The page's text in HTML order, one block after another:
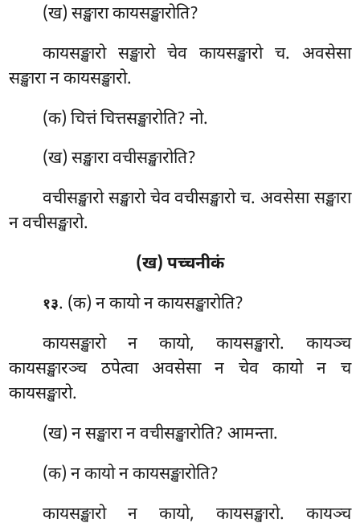
(ख) सङ्खारा कायसङ्खारोति?
कायसङ्खारो सङ्खारो चेव कायसङ्खारो च. अवसेसा
सङ्खारा न कायसङ्खारो.
(क) चित्तं चित्तसङ्खारोति? नो.
(ख) सङ्खारा वचीसङ्खारोति?
वचीसङ्खारो सङ्खारो चेव वचीसङ्खारो च. अवसेसा सङ्खारा
न वचीसङ्खारो.
(ख) पच्चनीकं
१३. (क) न कायो न कायसङ्खारोति?
कायसङ्खारो न कायो, कायसङ्खारो. कायञ्च
कायसङ्खारञ्च ठपेत्वा अवसेसा न चेव कायो न च
कायसङ्खारो.
(ख) न सङ्खारा न वचीसङ्खारोति? आमन्ता.
(क) न कायो न कायसङ्खारोति?
कायसङ्खारो न कायो, कायसङ्खारो. कायञ्च